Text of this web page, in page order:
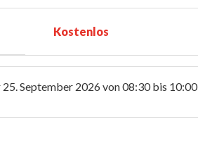
Kostenlos
25. September 2026von 08:30 bis 10:00